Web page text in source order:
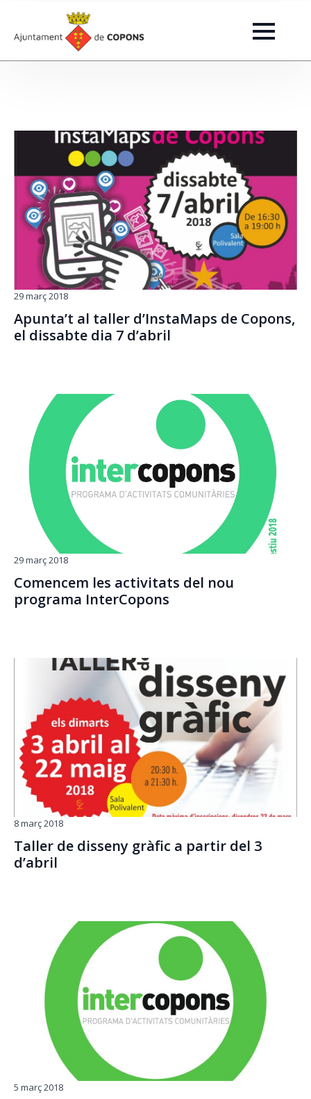
Apunta’t al taller d’InstaMaps de Copons,
el dissabte dia 7 d’abril
29 març 2018
Comencem les activitats del nou
programa InterCopons
29 març 2018
Taller de disseny gràfic a partir del 3
d’abril
8 març 2018
5 març 2018